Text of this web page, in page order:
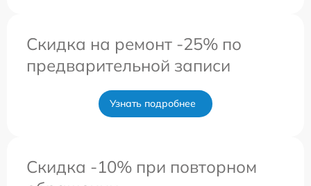
Скидка на ремонт -25% по
предварительной записи
Узнать подробнее
Скидка -10% при повторном